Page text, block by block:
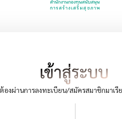
องผ่านการลงทะเบียน/สมัครสมาชิกมาเรี